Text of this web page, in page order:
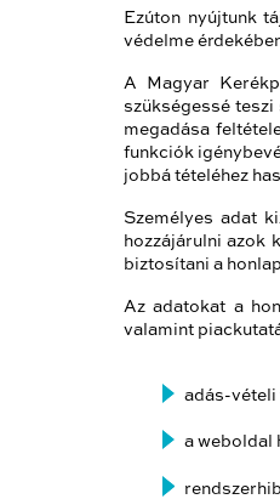
Ezúton nyújtunk
védelme
A Magyar
szükségessé
megadása
funkciók
jobbá tételéhez
Személyes adat
hozzájárulni azok
biztosítani a
Az adatokat a
valamint
adás-
a weboldal